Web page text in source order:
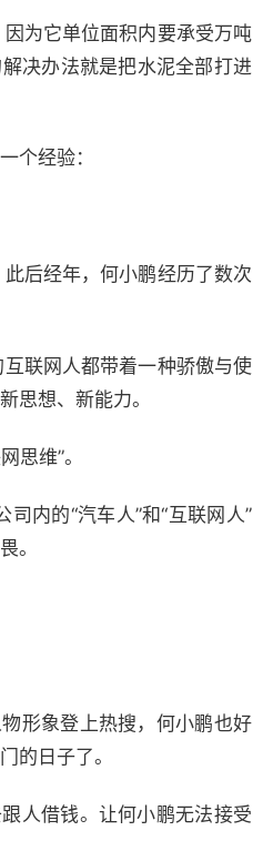
为它单位面积内要承受万吨
决办法就是把水泥全部打进
个经验：
后经年，何小鹏经历了数次
联网人都带着一种骄傲与使
思想、新能力。
思维”。
内的“汽车人”和“互联网人”
。
形象登上热搜，何小鹏也好
的日子了。
人借钱。让何小鹏无法接受